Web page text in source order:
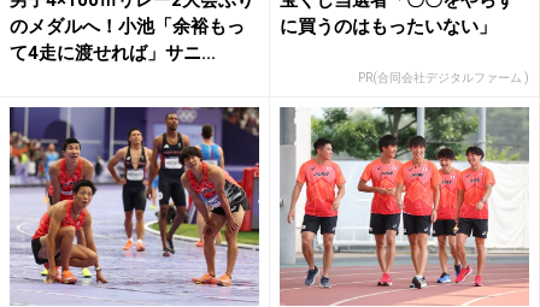
のメダルへ！小池「余裕もっ
て4走に渡せれば」サニ...
に買うのはもったいない」
PR(合同会社デジタルファーム )